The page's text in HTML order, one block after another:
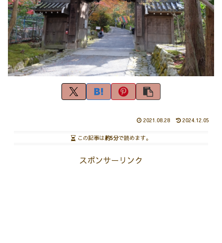
2021.08.28 2024.12.05
この記事は約5分で読めます。
スポンサーリンク